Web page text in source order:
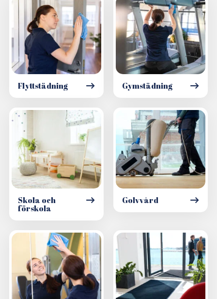
Flyttstädning Gymstädning
Skola och
förskola
Golvvård